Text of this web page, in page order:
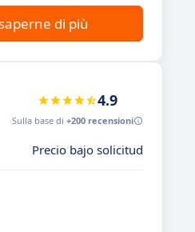
di più
4.9
Sulla base di +200 recensioni
Precio bajo solicitud